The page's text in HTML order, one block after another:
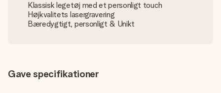
Klassisk legetøj med et personligt touch
Højkvalitets lasergravering
Bæredygtigt, personligt & Unikt
Gave specifikationer